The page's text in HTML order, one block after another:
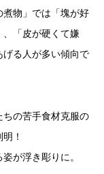
物」では「塊が好
「皮が硬くて嫌
る人が多い傾向で
の苦手食材克服の
！
が浮き彫りに。